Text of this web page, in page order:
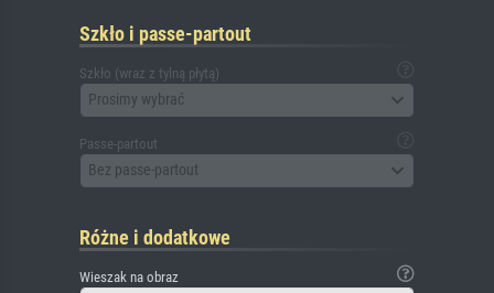
Szkło i passe-partout
Szkło (wraz z tylną płytą)
Prosimy wybrać
Passe-partout
Bez passe-partout
Różne i dodatkowe
Wieszak na obraz